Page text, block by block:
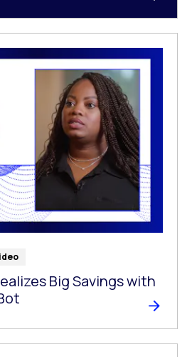
Big Savings with